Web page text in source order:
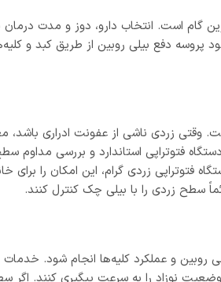
گام است. انتخاب دارو، دوز و مدت
دفع بیلی روبین از طریق کبد و
زردی ناشی از عفونت ادراری باشد،
فتوتراپی استاندارد و بررسی
زردی گرام، این امکان را برای
سطح زردی را با بیلی چک کنترل کنند.
روبین و عملکرد کلیه‌ها انجام شود.
نوزاد را به سرعت پیگیری کنند. اگر